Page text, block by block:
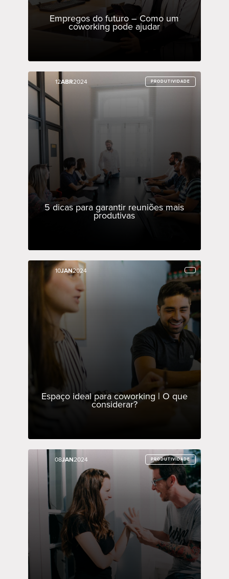
Empregos do futuro – Como um
coworking pode ajudar
12ABR2024 PRODUTIVIDADE
5 dicas para garantir reuniões mais
produtivas
12ABR2024 PRODUTIVIDADE
10JAN2024
Espaço ideal para coworking | O que
considerar?
10JAN2024
08JAN2024 PRODUTIVIDADE
08JAN2024 PRODUTIVIDADE